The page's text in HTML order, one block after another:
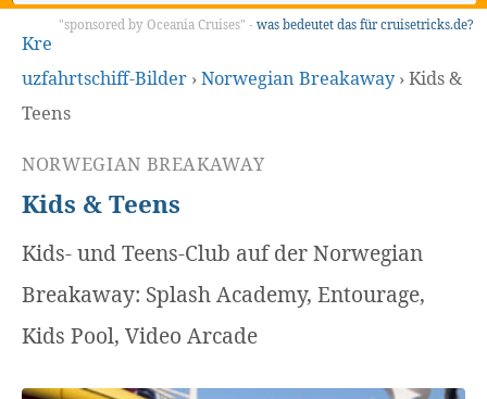
"sponsored by Oceania Cruises" - was bedeutet das für cruisetricks.de?
Kre
uzfahrtschiff-Bilder ›Norwegian Breakaway ›Kids &
Teens
NORWEGIAN BREAKAWAY
Kids & Teens
Kids- und Teens-Club auf der Norwegian
Breakaway: Splash Academy, Entourage,
Kids Pool, Video Arcade